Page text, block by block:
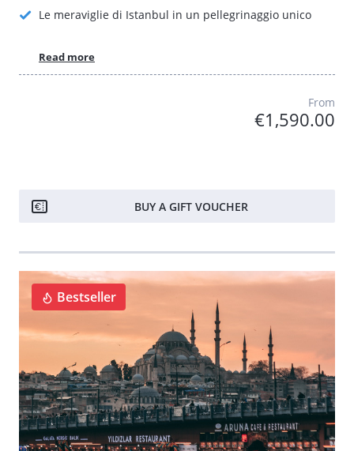
Le meraviglie di Istanbul in un pellegrinaggio unico
Read more
From
€1,590.00
BUY A GIFT VOUCHER
Bestseller